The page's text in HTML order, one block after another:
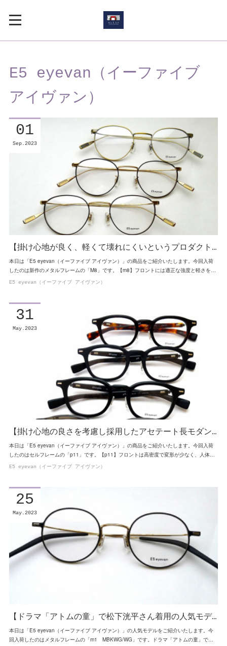
E5 eyevan（イーファイブ
アイヴァン）
【掛け心地が良く、軽くて壊れにくいというプロダクト…
本日は「E5 eyevan（イーファイブ アイヴァン）」の商品をご紹介いたします。今回入荷
したのは新作のメタルフレームの「M8」です。【m8】フロントには適正な強度と軽さを…
01
Sep 2023
E5 eyevan（イーファイブ アイヴァン）
【掛け心地の良さを考慮し採用したアセテート長モダン…
本日は「E5 eyevan（イーファイブ アイヴァン）」の商品をご紹介いたします。今回入荷
したのはセルフレームの「p11」です。【p11】フロントは高密度で変形が少なく、人体…
31
May 2023
E5 eyevan（イーファイブ アイヴァン）
【ドラマ「アトムの童」で松下洸平さん着用の人気モデ…
本日は「E5 eyevan（イーファイブ アイヴァン）」の人気モデルをご紹介いたします。今
回入荷したのはメタルフレームの「m1 MBKWG/WG」です。ドラマ「アトムの童」で…
25
May 2023